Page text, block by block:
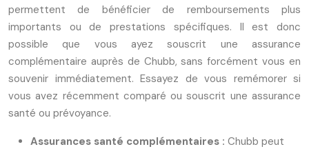
permettent de bénéficier de remboursements plus
importants ou de prestations spécifiques. Il est donc
possible que vous ayez souscrit une assurance
complémentaire auprès de Chubb, sans forcément vous en
souvenir immédiatement. Essayez de vous remémorer si
vous avez récemment comparé ou souscrit une assurance
santé ou prévoyance.
Assurances santé complémentaires : Chubb peut